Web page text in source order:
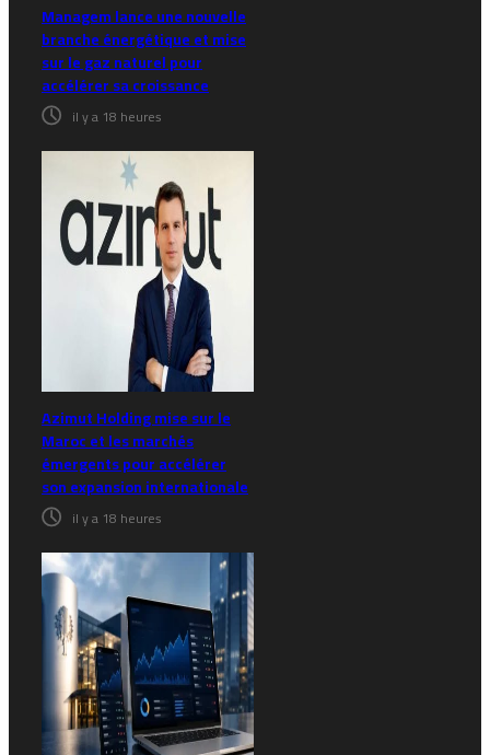
Managem lance une nouvelle
branche énergétique et mise
sur le gaz naturel pour
accélérer sa croissance
il y a 18 heures
Azimut Holding mise sur le
Maroc et les marchés
émergents pour accélérer
son expansion internationale
il y a 18 heures